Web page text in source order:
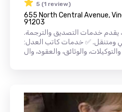
5 (1 review)
655 North Central Avenue,
91203
خدمات التصديق والترجمة.
ومتنقل. ✅ خدمات كاتب العدل: